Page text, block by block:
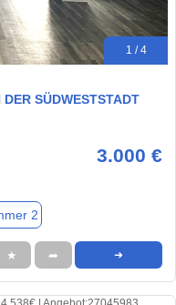
1 / 4
SÜDWESTSTADT
3.000 €
2
★ ➦ ➜